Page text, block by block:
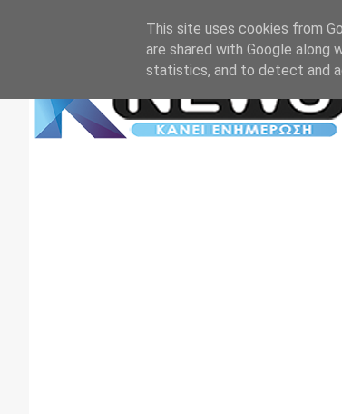
This site uses cookies from
are shared with Google along
statistics, and to detect and